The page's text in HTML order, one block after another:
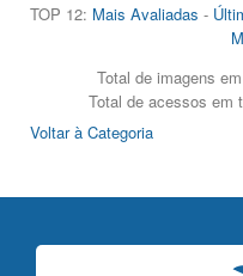
TOP 12: Mais Avaliadas -
Total de imagens
Total de acessos em
Voltar à Categoria